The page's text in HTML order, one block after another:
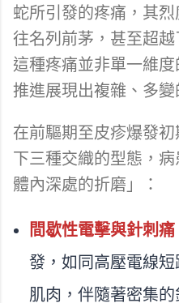
蛇所引發的疼痛，其
往名列前茅，甚至超
這種疼痛並非單一維
推進展現出複雜、多變
在前驅期至皮疹爆發
下三種交織的型態，
體內深處的折磨」：
間歇性電擊與針刺痛
發，如同高壓電線
肌肉，伴隨著密集